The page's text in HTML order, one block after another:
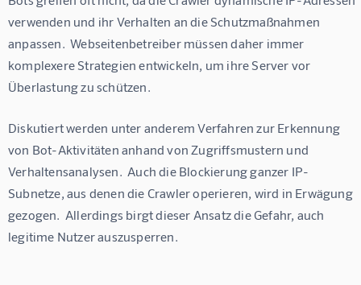
verwenden und ihr Verhalten an die Schutzmaßnahmen
anpassen.  Webseitenbetreiber müssen daher immer
komplexere Strategien entwickeln, um ihre Server vor
Überlastung zu schützen.
Diskutiert werden unter anderem Verfahren zur Erkennung
von Bot-Aktivitäten anhand von Zugriffsmustern und
Verhaltensanalysen.  Auch die Blockierung ganzer IP-
Subnetze, aus denen die Crawler operieren, wird in Erwägung
gezogen.  Allerdings birgt dieser Ansatz die Gefahr, auch
legitime Nutzer auszusperren.